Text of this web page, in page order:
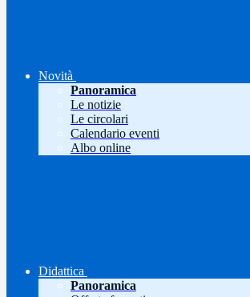
Novità
Panoramica
Le notizie
Le circolari
Calendario eventi
Albo online
Didattica
Panoramica